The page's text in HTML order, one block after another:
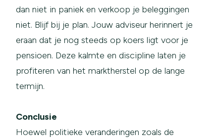
dan niet in paniek en verkoop je beleggingen
niet. Blijf bij je plan. Jouw adviseur herinnert je
eraan dat je nog steeds op koers ligt voor je
pensioen. Deze kalmte en discipline laten je
profiteren van het marktherstel op de lange
termijn.
Conclusie
Hoewel politieke veranderingen zoals de